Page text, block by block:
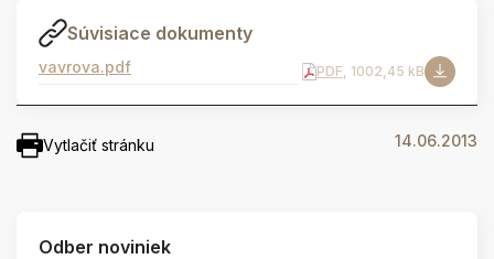
Súvisiace dokumenty
vavrova.pdf PDF , 1002,45 kB
Vytlačiť stránku 14.06.2013
Odber noviniek